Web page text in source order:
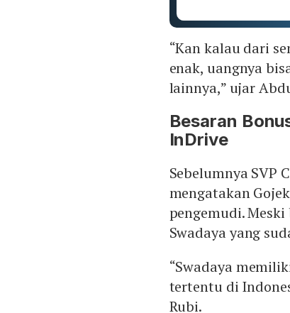
“Kan kalau dari
enak, uangnya
lainnya,” ujar
Besaran
InDrive
Sebelumnya SVP
mengatakan
pengemudi.
Swadaya yang
“Swadaya
tertentu di
Rubi.